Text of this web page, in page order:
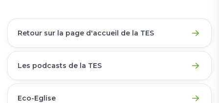
Retour sur la page d'accueil de la TES
Les podcasts de la TES
Eco-Eglise